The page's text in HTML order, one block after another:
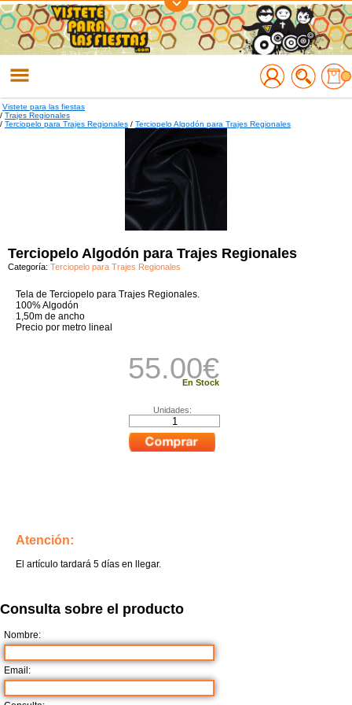
Regístrate
Accede
Vistete para las fiestas
/ Trajes Regionales
/ Terciopelo para Trajes Regionales / Terciopelo Algodón para Trajes Regionales
Terciopelo Algodón para Trajes Regionales
Categoría: Terciopelo para Trajes Regionales
Tela de Terciopelo para Trajes Regionales.
100% Algodón
1,50m de ancho
Precio por metro lineal
55.00€
En Stock
Unidades:
Atención:
El artículo tardará 5 días en llegar.
Consulta sobre el producto
Nombre:
Email: